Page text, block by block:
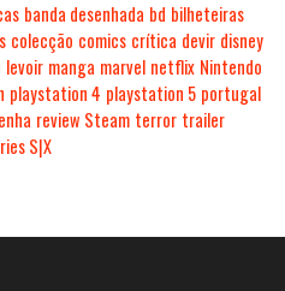
banda desenhada bd bilheteiras
colecção comics crítica devir disney
levoir manga marvel netflix Nintendo
playstation 4 playstation 5 portugal
review Steam terror trailer
S|X